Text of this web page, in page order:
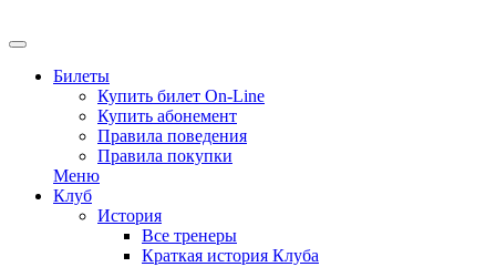
Билеты
Купить билет On-Line
Купить абонемент
Правила поведения
Правила покупки
Меню
Клуб
История
Все тренеры
Краткая история Клуба